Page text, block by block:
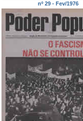
nº 29 - Fev/1976